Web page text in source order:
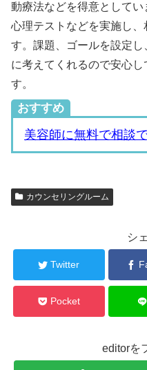
動療法などを得意として
心理テストなどを実施し
す。課題、ゴールを設定
に考えてくれるので安心
す。
おすすめ
美容師に無料で相談
カウンセリングルーム
シ
Twitter
Pocket
editorを